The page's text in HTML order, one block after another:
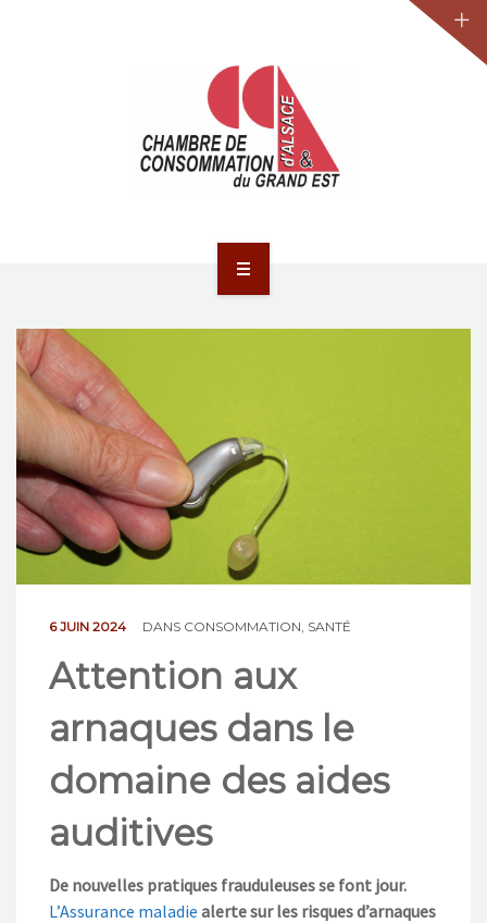
ACTUALITÉS
JURIDIQUE
LA CCA-GE
NOS ACTIONS
CONTACT
6 JUIN 2024 DANS CONSOMMATION SANTÉ
Attention aux
arnaques dans le
domaine des aides
auditives
De nouvelles pratiques frauduleuses se font jour.
L’Assurance maladie alerte sur les risques d’arnaques